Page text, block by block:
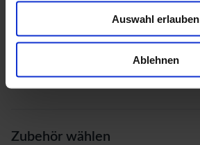
Auswahl erlauben
Ablehnen
Zubehör wählen